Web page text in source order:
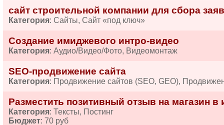
сайт строительной компании для сбора
Категория: Сайты, Сайт «под ключ»
Создание имиджевого интро-видео
Категория: Аудио/Видео/Фото, Видеомонтаж
SEO-продвижение сайта
Категория: Продвижение сайтов (SEO, GEO),
Разместить позитивный отзыв на магазин в
Категория: Тексты, Постинг
Бюджет: 70 руб